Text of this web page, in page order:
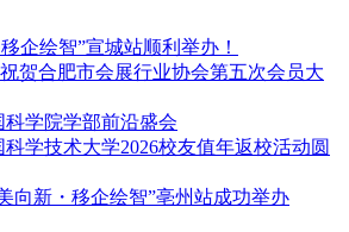
企绘智”宣城站顺利举办！
贺合肥市会展行业协会第五次会员大
学院学部前沿盛会
学技术大学2026校友值年返校活动圆
向新・移企绘智”亳州站成功举办